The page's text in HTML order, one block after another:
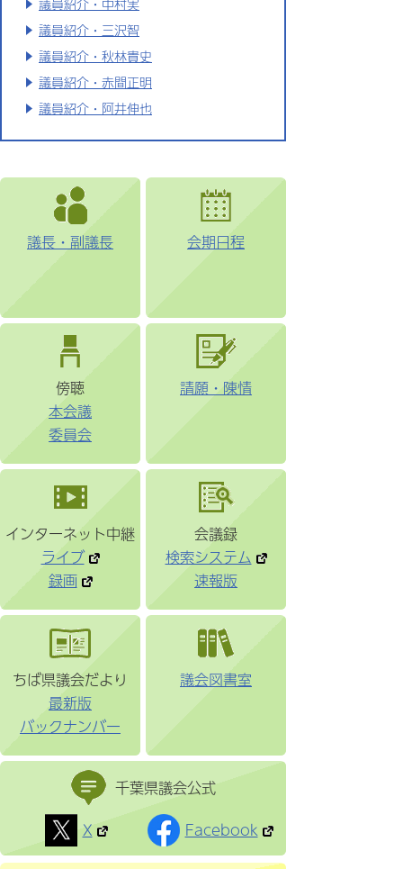
議員紹介・三沢智
議員紹介・秋林貴史
議員紹介・赤間正明
議員紹介・阿井伸也
議長・副議長 会期日程
傍聴
本会議
委員会
請願・陳情
インターネット中継
ライブ
録画
会議録
検索システム
速報版
ちば県議会だより
最新版
バックナンバー
議会図書室
千葉県議会公式
X
Facebook